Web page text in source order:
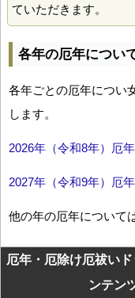
ていただきます。
各年の厄年につい
各年ごとの厄年につい
します。
2026年（令和8年）厄
2027年（令和9年）厄
他の年の厄年について
厄年・厄除け厄祓い
ンテン